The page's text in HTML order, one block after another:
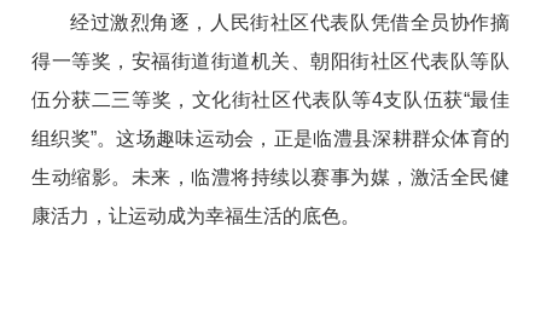
经过激烈角逐，人民街社区代表队凭借全员协作摘
得一等奖，安福街道街道机关、朝阳街社区代表队等队
伍分获二三等奖，文化街社区代表队等4支队伍获“最佳
组织奖”。这场趣味运动会，正是临澧县深耕群众体育的
生动缩影。未来，临澧将持续以赛事为媒，激活全民健
康活力，让运动成为幸福生活的底色。